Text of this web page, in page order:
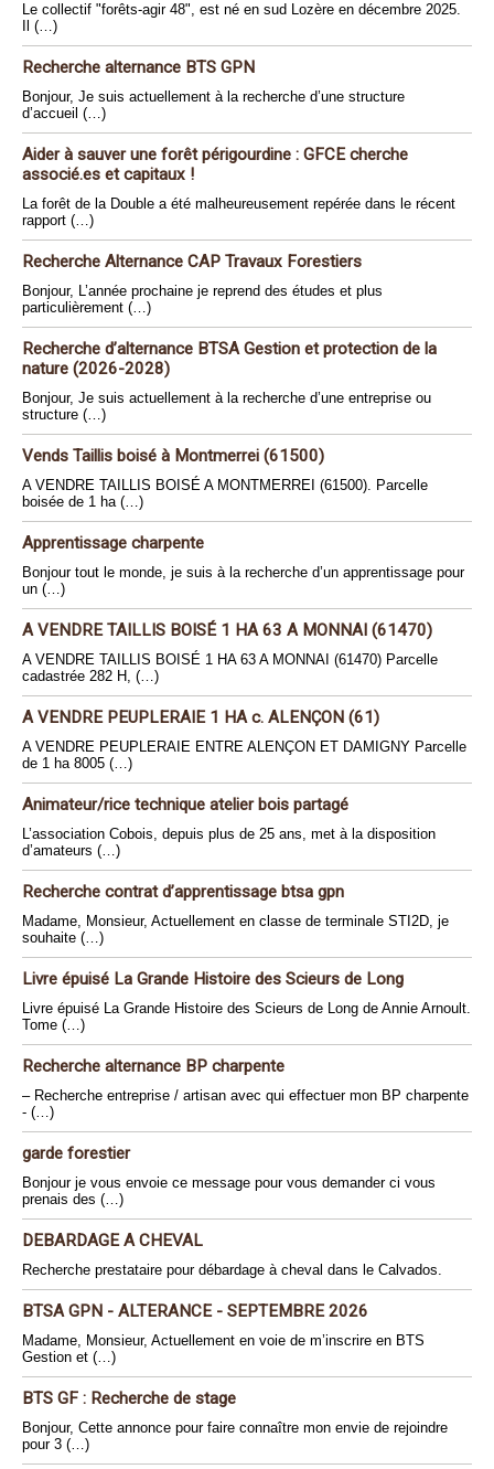
Le collectif "forêts-agir 48", est né en sud Lozère en décembre 2025.
Il (…)
Recherche alternance BTS GPN
Bonjour, Je suis actuellement à la recherche d’une structure
d’accueil (…)
Aider à sauver une forêt périgourdine : GFCE cherche
associé.es et capitaux !
La forêt de la Double a été malheureusement repérée dans le récent
rapport (…)
Recherche Alternance CAP Travaux Forestiers
Bonjour, L’année prochaine je reprend des études et plus
particulièrement (…)
Recherche d’alternance BTSA Gestion et protection de la
nature (2026-2028)
Bonjour, Je suis actuellement à la recherche d’une entreprise ou
structure (…)
Vends Taillis boisé à Montmerrei (61500)
A VENDRE TAILLIS BOISÉ A MONTMERREI (61500). Parcelle
boisée de 1 ha (…)
Apprentissage charpente
Bonjour tout le monde, je suis à la recherche d’un apprentissage pour
un (…)
A VENDRE TAILLIS BOISÉ 1 HA 63 A MONNAI (61470)
A VENDRE TAILLIS BOISÉ 1 HA 63 A MONNAI (61470) Parcelle
cadastrée 282 H, (…)
A VENDRE PEUPLERAIE 1 HA c. ALENÇON (61)
A VENDRE PEUPLERAIE ENTRE ALENÇON ET DAMIGNY Parcelle
de 1 ha 8005 (…)
Animateur/rice technique atelier bois partagé
L’association Cobois, depuis plus de 25 ans, met à la disposition
d’amateurs (…)
Recherche contrat d’apprentissage btsa gpn
Madame, Monsieur, Actuellement en classe de terminale STI2D, je
souhaite (…)
Livre épuisé La Grande Histoire des Scieurs de Long
Livre épuisé La Grande Histoire des Scieurs de Long de Annie Arnoult.
Tome (…)
Recherche alternance BP charpente
– Recherche entreprise / artisan avec qui effectuer mon BP charpente
- (…)
garde forestier
Bonjour je vous envoie ce message pour vous demander ci vous
prenais des (…)
DEBARDAGE A CHEVAL
Recherche prestataire pour débardage à cheval dans le Calvados.
BTSA GPN - ALTERANCE - SEPTEMBRE 2026
Madame, Monsieur, Actuellement en voie de m’inscrire en BTS
Gestion et (…)
BTS GF : Recherche de stage
Bonjour, Cette annonce pour faire connaître mon envie de rejoindre
pour 3 (…)